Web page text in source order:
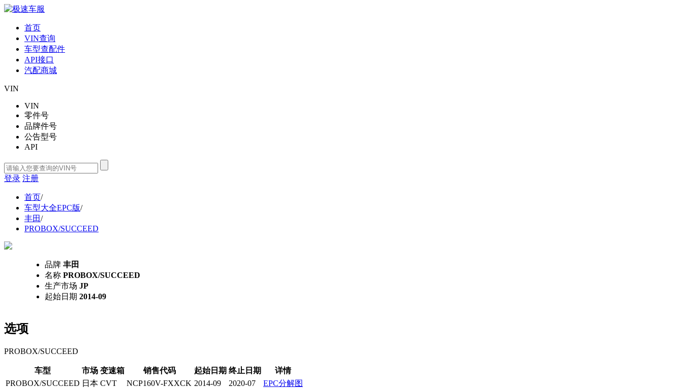
首页
VIN查询
车型查配件
API接口
汽配商城
VIN
VIN
零件号
品牌件号
公告型号
API
登录 注册
首页/
车型大全EPC版/
丰田/
PROBOX/SUCCEED
品牌 丰田
名称 PROBOX/SUCCEED
生产市场 JP
起始日期 2014-09
选项
PROBOX/SUCCEED
车型 市场 变速箱 销售代码 起始日期 终止日期
详情
PROBOX/SUCCEED 日本 CVT NCP160V-FXXCK 2014-09 2020-07
EPC分解图